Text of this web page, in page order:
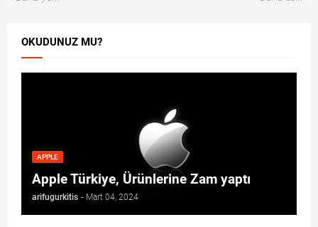
OKUDUNUZ MU?
APPLE
Apple Türkiye, Ürünlerine Zam yaptı
arifugurkitis - Mart 04, 2024